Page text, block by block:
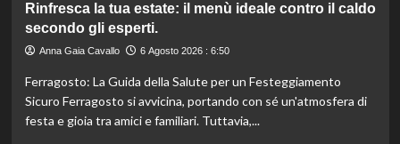
Camera
approva
ddl
finanziamenti
aumentati
di
Rinfresca la tua estate: il menù ideale contro il caldo
secondo gli esperti.
Anna Gaia Cavallo 6 Agosto 2026 : 6:50
Ferragosto: La Guida della Salute per un Festeggiamento
Sicuro Ferragosto si avvicina, portando con sé un'atmosfera di
festa e gioia tra amici e familiari. Tuttavia,...